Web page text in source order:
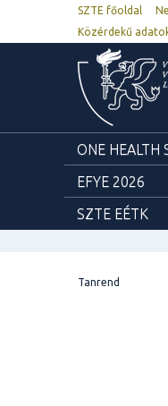
SZTE főoldal
Közérdekű
ONE HEALTH
EFYE 2026
SZTE EÉTK
Tanrend